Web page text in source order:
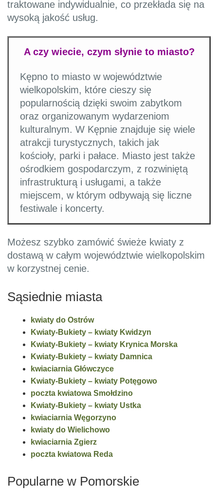
traktowane indywidualnie, co przekłada się na
wysoką jakość usług.
A czy wiecie, czym słynie to miasto?
Kępno to miasto w województwie
wielkopolskim, które cieszy się
popularnością dzięki swoim zabytkom
oraz organizowanym wydarzeniom
kulturalnym. W Kępnie znajduje się wiele
atrakcji turystycznych, takich jak
kościoły, parki i pałace. Miasto jest także
ośrodkiem gospodarczym, z rozwiniętą
infrastrukturą i usługami, a także
miejscem, w którym odbywają się liczne
festiwale i koncerty.
Możesz szybko zamówić świeże kwiaty z
dostawą w całym województwie wielkopolskim
w korzystnej cenie.
Sąsiednie miasta
kwiaty do Ostrów
Kwiaty-Bukiety – kwiaty Kwidzyn
Kwiaty-Bukiety – kwiaty Krynica Morska
Kwiaty-Bukiety – kwiaty Damnica
kwiaciarnia Główczyce
Kwiaty-Bukiety – kwiaty Potęgowo
poczta kwiatowa Smołdzino
Kwiaty-Bukiety – kwiaty Ustka
kwiaciarnia Węgorzyno
kwiaty do Wielichowo
kwiaciarnia Zgierz
poczta kwiatowa Reda
Popularne w Pomorskie